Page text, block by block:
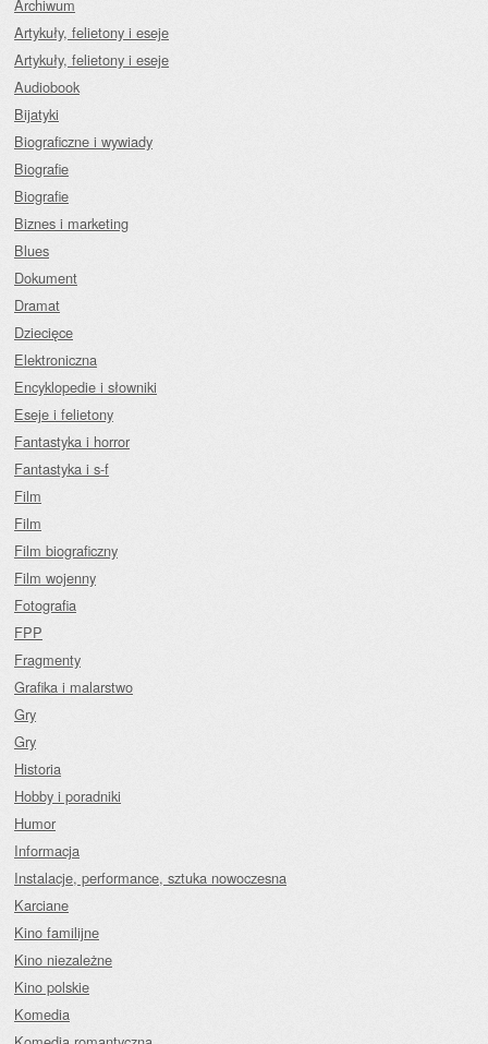
Archiwum
Artykuły, felietony i eseje
Artykuły, felietony i eseje
Audiobook
Bijatyki
Biograficzne i wywiady
Biografie
Biografie
Biznes i marketing
Blues
Dokument
Dramat
Dziecięce
Elektroniczna
Encyklopedie i słowniki
Eseje i felietony
Fantastyka i horror
Fantastyka i s-f
Film
Film
Film biograficzny
Film wojenny
Fotografia
FPP
Fragmenty
Grafika i malarstwo
Gry
Gry
Historia
Hobby i poradniki
Humor
Informacja
Instalacje, performance, sztuka nowoczesna
Karciane
Kino familijne
Kino niezależne
Kino polskie
Komedia